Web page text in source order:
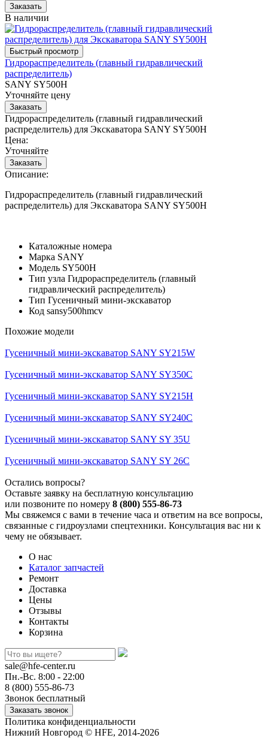
В наличии
Гидрораспределитель (главный гидравлический
распределитель)
SANY SY500H
Уточняйте цену
Гидрораспределитель (главный гидравлический
распределитель) для Экскаватора SANY SY500H
Цена:
Уточняйте
Описание:
Гидрораспределитель (главный гидравлический
распределитель) для Экскаватора SANY SY500H
Каталожные номера
Марка SANY
Модель SY500H
Тип узла Гидрораспределитель (главный
гидравлический распределитель)
Тип Гусеничный мини-экскаватор
Код sansy500hmcv
Похожие модели
Гусеничный мини-экскаватор SANY SY215W
Гусеничный мини-экскаватор SANY SY350C
Гусеничный мини-экскаватор SANY SY215H
Гусеничный мини-экскаватор SANY SY240C
Гусеничный мини-экскаватор SANY SY 35U
Гусеничный мини-экскаватор SANY SY 26C
Остались вопросы?
Оставьте заявку на бесплатную консультацию
или позвоните по номеру 8 (800) 555-86-73
Мы свяжемся с вами в течение часа и ответим на все вопросы,
связанные с гидроузлами спецтехники. Консультация вас ни к
чему не обязывает.
О нас
Каталог запчастей
Ремонт
Доставка
Цены
Отзывы
Контакты
Корзина
sale@hfe-center.ru
Пн.-Вс. 8:00 - 22:00
8 (800) 555-86-73
Звонок бесплатный
Политика конфиденциальности
Нижний Новгород © HFE, 2014-2026